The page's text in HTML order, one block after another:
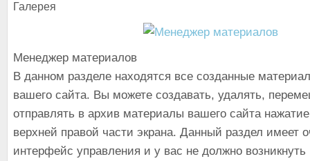
Галерея
Менеджер материалов
В данном разделе находятся все созданные
вашего сайта. Вы можете создавать, удалять,
отправлять в архив материалы вашего сайта
верхней правой части экрана. Данный раздел имеет
интерфейс управления и у вас не должно